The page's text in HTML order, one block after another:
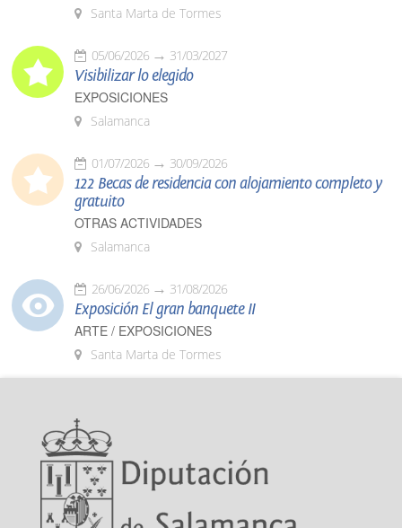
Santa Marta de Tormes
05/06/2026 31/03/2027
Visibilizar lo elegido
EXPOSICIONES
Salamanca
01/07/2026 30/09/2026
122 Becas de residencia con alojamiento completo y
gratuito
OTRAS ACTIVIDADES
Salamanca
26/06/2026 31/08/2026
Exposición El gran banquete II
ARTE / EXPOSICIONES
Santa Marta de Tormes